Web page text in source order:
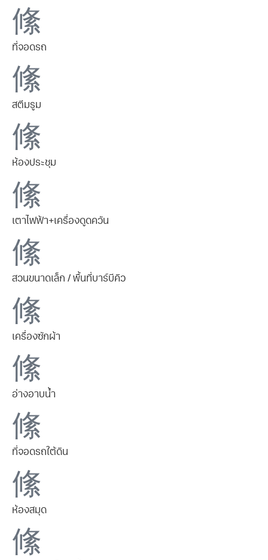
ที่จอดรถ
สตีมรูม
ห้องประชุม
เตาไฟฟ้า+เครื่องดูดควัน
สวนขนาดเล็ก / พื้นที่บาร์บีคิว
เครื่องซักผ้า
อ่างอาบน้ำ
ที่จอดรถใต้ดิน
ห้องสมุด